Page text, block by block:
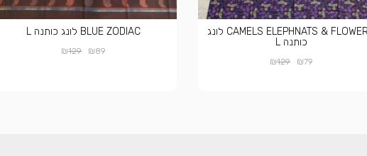
CAMELS ELEPHNATS & FLOWERS לונג
כותנה L
₪79
₪129
BLUE ZODIAC לונג כותנה L
₪89
₪129